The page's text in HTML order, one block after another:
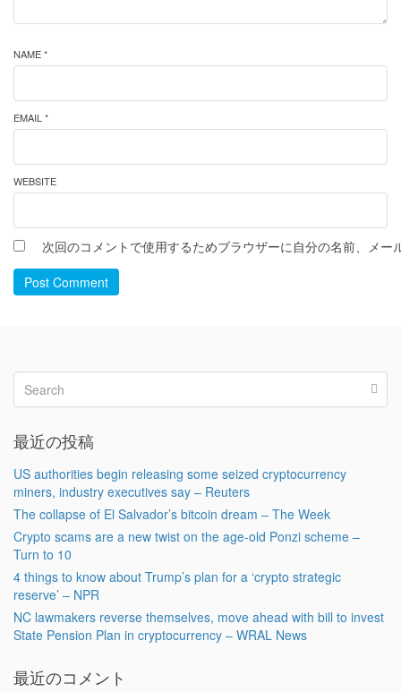
NAME *
EMAIL *
WEBSITE
次回のコメントで使用するためブラウザーに自分の名前、メー
Post Comment
最近の投稿
US authorities begin releasing some seized cryptocurrency
miners, industry executives say – Reuters
The collapse of El Salvador’s bitcoin dream – The Week
Crypto scams are a new twist on the age-old Ponzi scheme –
Turn to 10
4 things to know about Trump’s plan for a ‘crypto strategic
reserve’ – NPR
NC lawmakers reverse themselves, move ahead with bill to invest
State Pension Plan in cryptocurrency – WRAL News
最近のコメント